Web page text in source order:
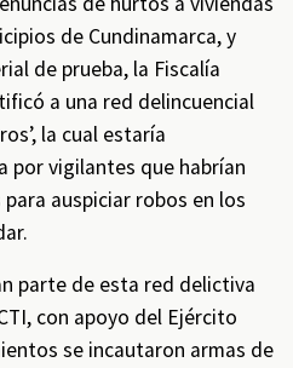
de Cundinamarca, y
de prueba, la Fiscalía
a una red delincuencial
la cual estaría
por vigilantes que habrían
auspiciar robos en los
parte de esta red delictiva
con apoyo del Ejército
se incautaron armas de